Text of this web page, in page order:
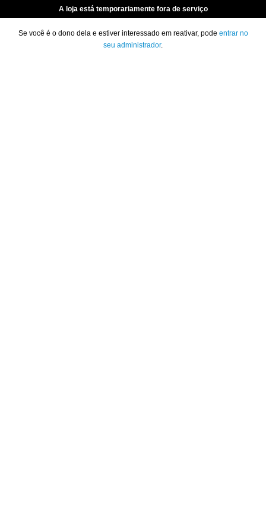
A loja está temporariamente fora de serviço
Se você é o dono dela e estiver interessado em reativar, pode entrar no
seu administrador.